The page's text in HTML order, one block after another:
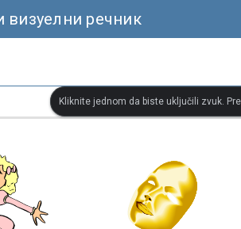
визуелни речник
Kliknite jednom da biste uključili zvuk.